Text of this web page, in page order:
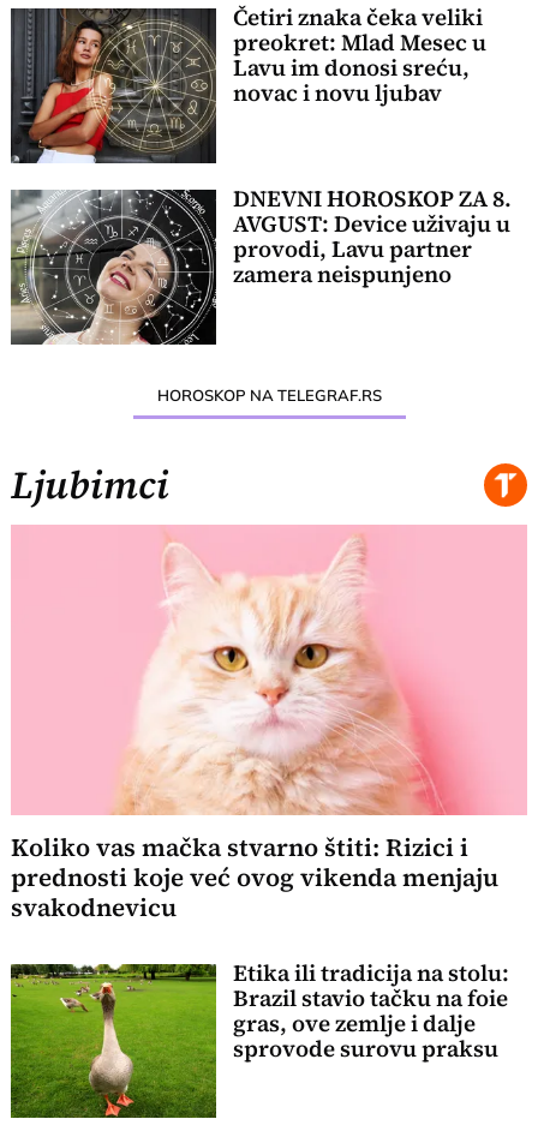
Četiri znaka čeka veliki
preokret: Mlad Mesec u
Lavu im donosi sreću,
novac i novu ljubav
DNEVNI HOROSKOP ZA 8.
AVGUST: Device uživaju u
provodi, Lavu partner
zamera neispunjeno
HOROSKOP NA TELEGRAF.RS
Ljubimci
Koliko vas mačka stvarno štiti: Rizici i
prednosti koje već ovog vikenda menjaju
svakodnevicu
Etika ili tradicija na stolu:
Brazil stavio tačku na foie
gras, ove zemlje i dalje
sprovode surovu praksu